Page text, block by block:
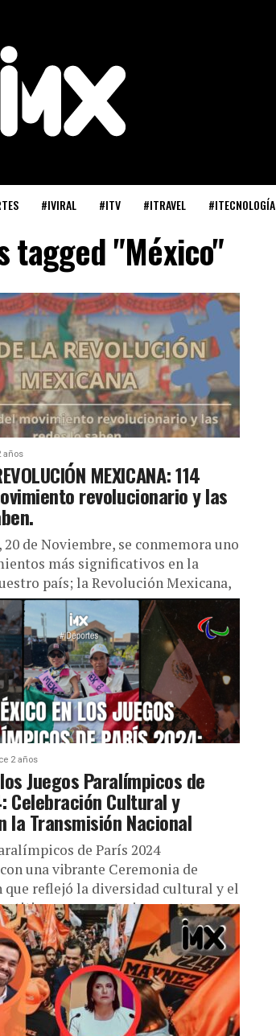
#IVIRAL #ITV #ITRAVEL #ITECNOLOGÍA
tagged "México"
años
MEXICANA: 114
revolucionario y las
20 de Noviembre, se conmemora uno
más significativos en la
país; la Revolución Mexicana,
2 años
Juegos Paralímpicos de
Celebración Cultural y
la Transmisión Nacional
de París 2024
una vibrante Ceremonia de
que reflejó la diversidad cultural y el
que caracteriza a esta...